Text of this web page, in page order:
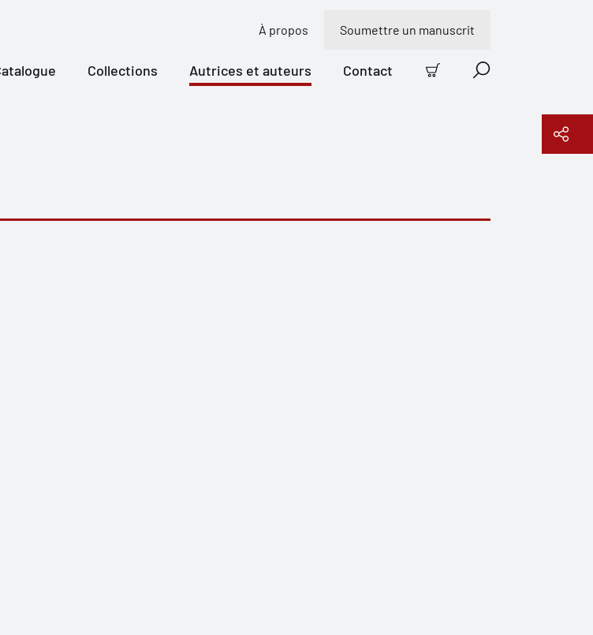
À propos Soumettre un manuscrit
Collections Autrices et auteurs Contact
Panier Recherche